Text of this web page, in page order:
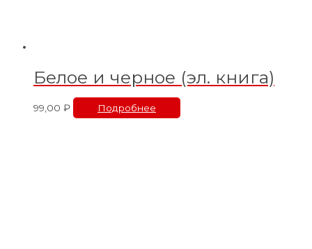
Белое и черное (эл. книга)
99,00 ₽ Подробнее